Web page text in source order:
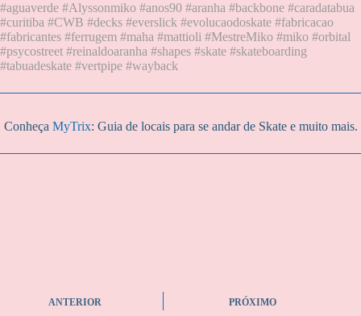
#aguaverde #Alyssonmiko #anos90 #aranha #backbone #caradatabua
#curitiba #CWB #decks #everslick #evolucaodoskate #fabricacao
#fabricantes #ferrugem #maha #mattioli #MestreMiko #miko #orbital
#psycostreet #reinaldoaranha #shapes #skate #skateboarding
#tabuadeskate #vertpipe #wayback
Conheça MyTrix: Guia de locais para se andar de Skate e muito mais.
ANTERIOR PRÓXIMO